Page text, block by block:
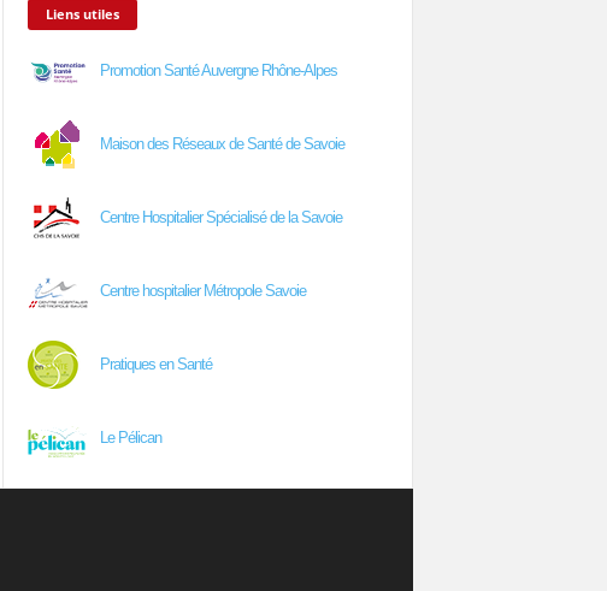
Liens utiles
Promotion Santé Auvergne Rhône-Alpes
Maison des Réseaux de Santé de Savoie
Centre Hospitalier Spécialisé de la Savoie
Centre hospitalier Métropole Savoie
Pratiques en Santé
Le Pélican